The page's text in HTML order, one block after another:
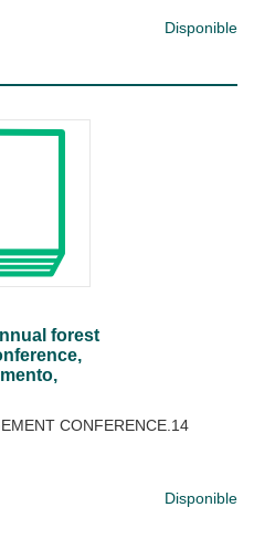
Disponible
forest
CONFERENCE.14
Disponible